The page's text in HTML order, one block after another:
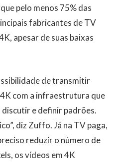
pelo menos 75% das
fabricantes de TV
apesar de suas baixas
de transmitir
com a infraestrutura que
discutir e definir padrões.
diz Zuffo. Já na TV paga,
reduzir o número de
os vídeos em 4K